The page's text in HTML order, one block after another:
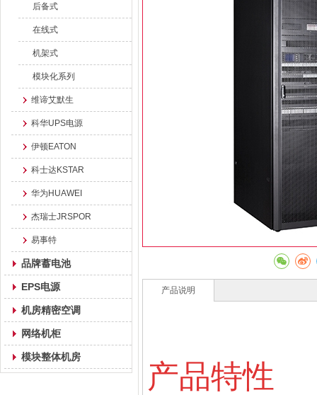
后备式
在线式
机架式
模块化系列
维谛艾默生
科华UPS电源
伊顿EATON
科士达KSTAR
华为HUAWEI
杰瑞士JRSPOR
易事特
品牌蓄电池
EPS电源
机房精密空调
网络机柜
模块整体机房
产品说明
产品特性